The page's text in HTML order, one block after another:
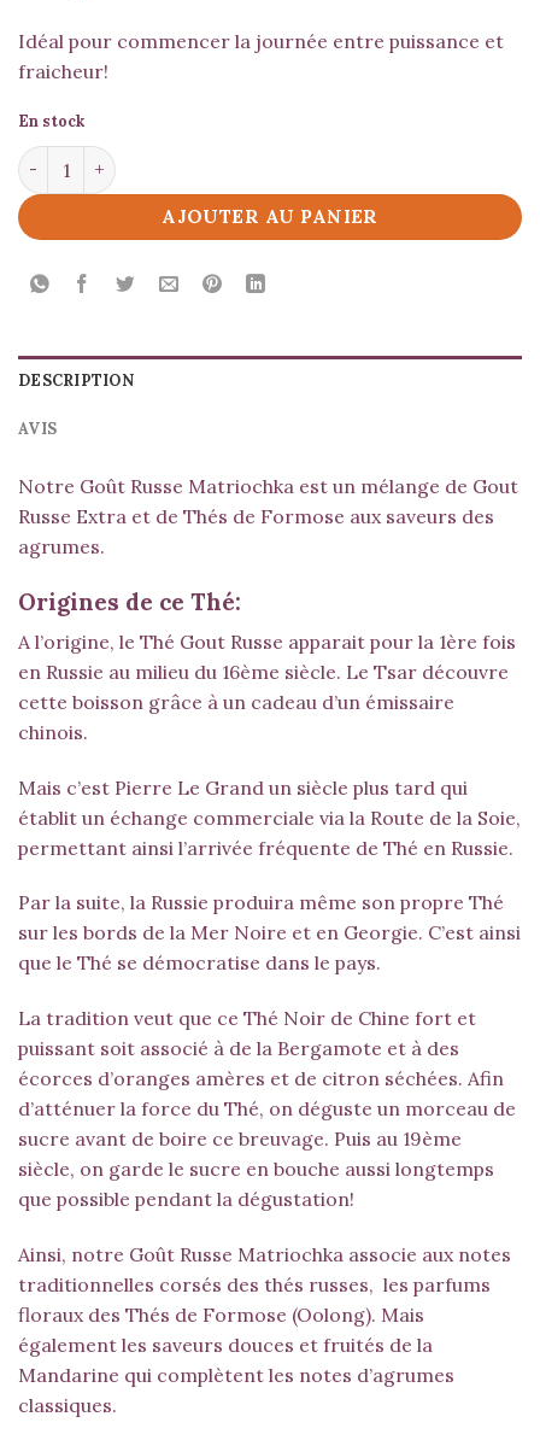
Idéal pour commencer la journée entre puissance et
fraicheur!
En stock
quantité de Goût Russe Matriochka
AJOUTER AU PANIER
DESCRIPTION
AVIS
Notre Goût Russe Matriochka est un mélange de Gout
Russe Extra et de Thés de Formose aux saveurs des
agrumes.
Origines de ce Thé:
A l’origine, le Thé Gout Russe apparait pour la 1ère fois
en Russie au milieu du 16ème siècle. Le Tsar découvre
cette boisson grâce à un cadeau d’un émissaire
chinois.
Mais c’est Pierre Le Grand un siècle plus tard qui
établit un échange commerciale via la Route de la Soie,
permettant ainsi l’arrivée fréquente de Thé en Russie.
Par la suite, la Russie produira même son propre Thé
sur les bords de la Mer Noire et en Georgie. C’est ainsi
que le Thé se démocratise dans le pays.
La tradition veut que ce Thé Noir de Chine fort et
puissant soit associé à de la Bergamote et à des
écorces d’oranges amères et de citron séchées. Afin
d’atténuer la force du Thé, on déguste un morceau de
sucre avant de boire ce breuvage. Puis au 19ème
siècle, on garde le sucre en bouche aussi longtemps
que possible pendant la dégustation!
Ainsi, notre Goût Russe Matriochka associe aux notes
traditionnelles corsés des thés russes, les parfums
floraux des Thés de Formose (Oolong). Mais
également les saveurs douces et fruités de la
Mandarine qui complètent les notes d’agrumes
classiques.